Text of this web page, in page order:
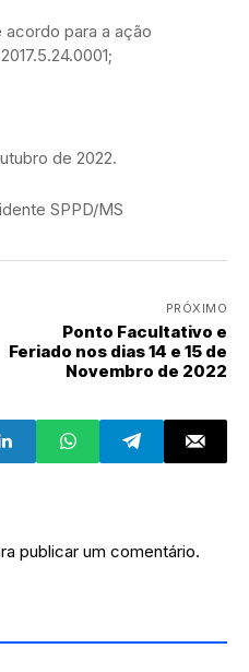
para a ação
de 2022.
SPPD/MS
PRÓXIMO
Ponto Facultativo e
Feriado nos dias 14 e 15 de
Novembro de 2022
publicar um comentário.